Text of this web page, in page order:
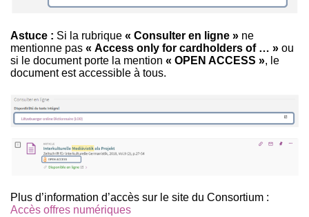
Astuce : Si la rubrique « Consulter en ligne » ne
mentionne pas « Access only for cardholders of … » ou
si le document porte la mention « OPEN ACCESS », le
document est accessible à tous.
Plus d’information d’accès sur le site du Consortium :
Accès offres numériques